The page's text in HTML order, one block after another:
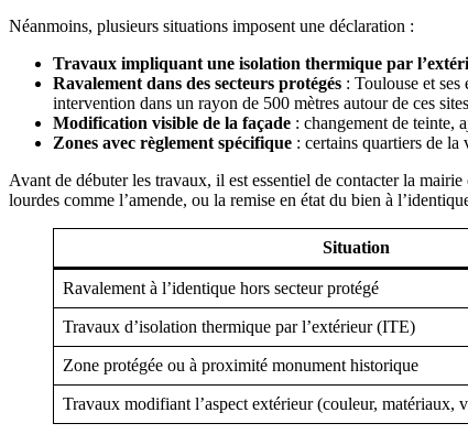
Néanmoins, plusieurs situations imposent une déclaration :
Travaux impliquant une isolation thermique par
Ravalement dans des secteurs protégés : Toulouse et
intervention dans un rayon de 500 mètres autour de ces
Modification visible de la façade : changement de teinte,
Zones avec règlement spécifique : certains quartiers de
Avant de débuter les travaux, il est essentiel de contacter la
lourdes comme l’amende, ou la remise en état du bien à
Situation
Ravalement à l’identique hors secteur protégé
Travaux d’isolation thermique par l’extérieur (ITE)
Zone protégée ou à proximité monument historique
Travaux modifiant l’aspect extérieur (couleur, matériaux,